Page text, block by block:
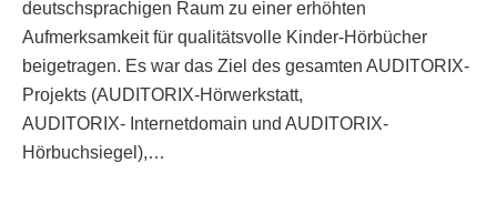
deutschsprachigen Raum zu einer erhöhten
Aufmerksamkeit für qualitätsvolle Kinder-Hörbücher
beigetragen. Es war das Ziel des gesamten AUDITORIX-
Projekts (AUDITORIX-Hörwerkstatt,
AUDITORIX- Internetdomain und AUDITORIX-
Hörbuchsiegel),…